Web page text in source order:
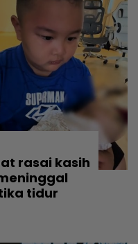
rasai kasih
tidur